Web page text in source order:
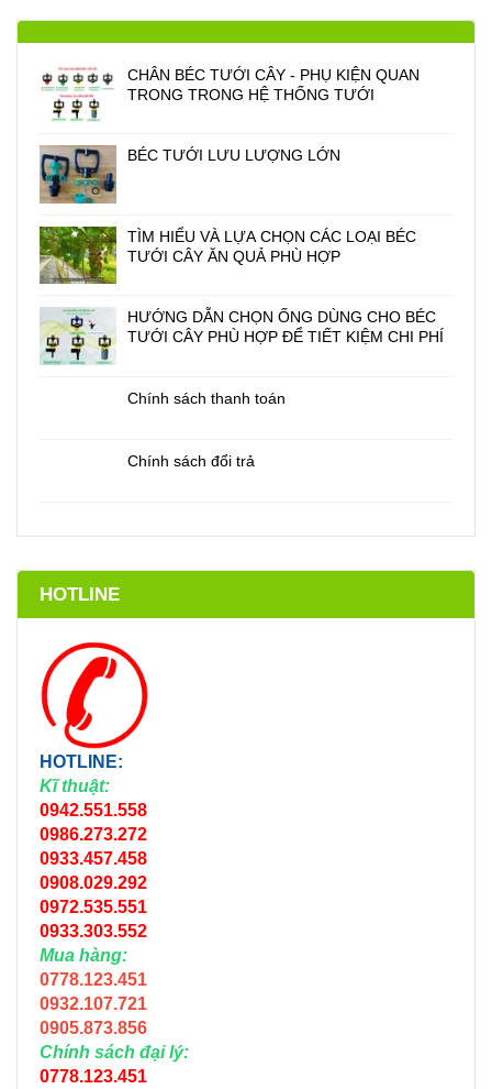
CHÂN BÉC TƯỚI CÂY - PHỤ KIỆN QUAN
TRONG TRONG HỆ THỐNG TƯỚI
BÉC TƯỚI LƯU LƯỢNG LỚN
TÌM HIỂU VÀ LỰA CHỌN CÁC LOẠI BÉC
TƯỚI CÂY ĂN QUẢ PHÙ HỢP
HƯỚNG DẪN CHỌN ỐNG DÙNG CHO BÉC
TƯỚI CÂY PHÙ HỢP ĐỂ TIẾT KIỆM CHI PHÍ
Chính sách thanh toán
Chính sách đổi trả
HOTLINE
HOTLINE:
Kĩ thuật:
0942.551.558
0986.273.272
0933.457.458
0908.029.292
0972.535.551
0933.303.552
Mua hàng:
0778.123.451
0932.107.721
0905.873.856
Chính sách đại lý:
0778.123.451